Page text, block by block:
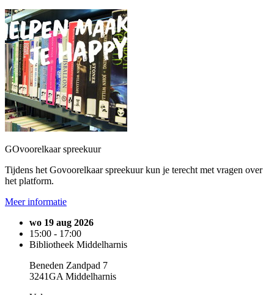
GOvoorelkaar spreekuur
Tijdens het Govoorelkaar spreekuur kun je terecht met vragen over
het platform.
Meer informatie
wo 19 aug 2026
15:00 - 17:00
Bibliotheek Middelharnis
Beneden Zandpad 7
3241GA Middelharnis